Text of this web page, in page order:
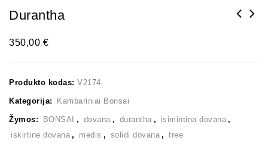
Durantha
350,00€
Produkto kodas: V2174
Kategorija: Kambariniai Bonsai
Žymos: BONSAI , dovana , durantha , isimintina dovana ,
iskirtine dovana , medis , solidi dovana , tree